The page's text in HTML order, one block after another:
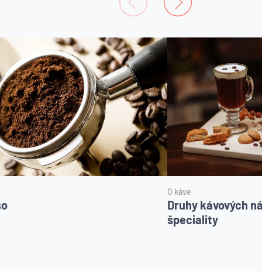
O káve
Druhy kávových
špeciality